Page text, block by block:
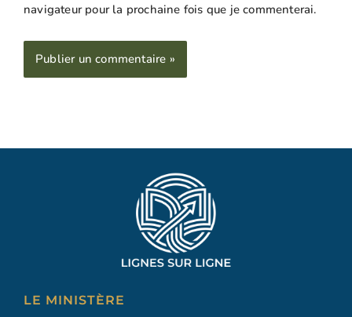
navigateur pour la prochaine fois que je commenterai.
LE MINISTÈRE